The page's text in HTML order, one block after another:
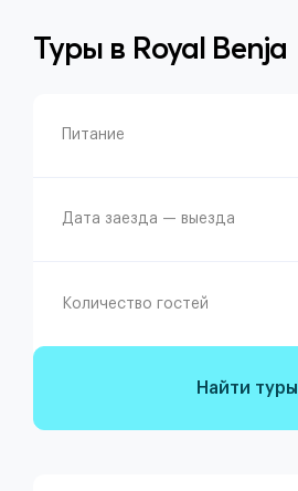
Туры в Royal Benja
Питание
Дата заезда — выезда
Количество гостей
Найти туры